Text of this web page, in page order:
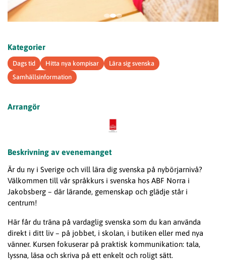
Kategorier
Dags tid Hitta nya kompisar
Lära sig svenska
Samhällsinformation
Arrangör
Beskrivning av evenemanget
Är du ny i Sverige och vill lära dig svenska på nybörjarnivå?
Välkommen till vår språkkurs i svenska hos ABF Norra i
Jakobsberg – där lärande, gemenskap och glädje står i
centrum!
Här får du träna på vardaglig svenska som du kan använda
direkt i ditt liv – på jobbet, i skolan, i butiken eller med nya
vänner. Kursen fokuserar på praktisk kommunikation: tala,
lyssna, läsa och skriva på ett enkelt och roligt sätt.